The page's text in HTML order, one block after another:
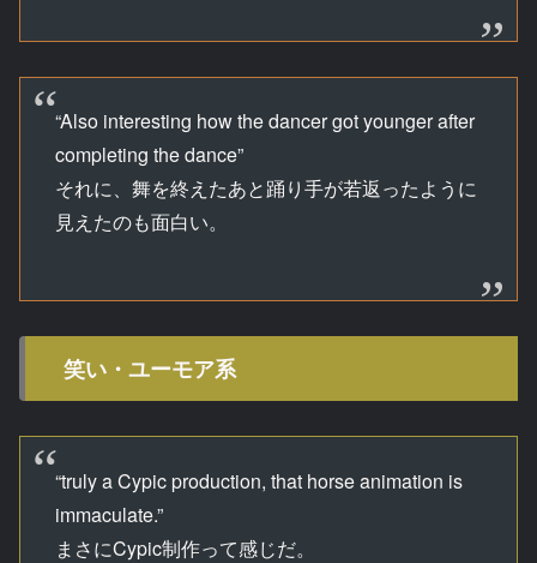
“Also interesting how the dancer got younger after
completing the dance”
それに、舞を終えたあと踊り手が若返ったように
見えたのも面白い。
笑い・ユーモア系
“truly a Cypic production, that horse animation is
immaculate.”
まさにCypic制作って感じだ。